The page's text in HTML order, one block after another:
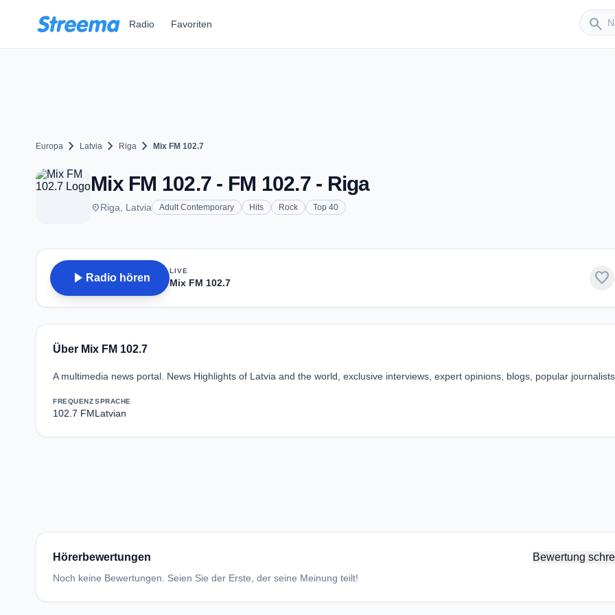
Radio Favoriten search
Sender
Europa chevron_right Latvia chevron_right Riga chevron_right Mix FM 102.7
Mix FM 102.7 - FM 102.7 - Riga
placeRiga, Latvia Adult Contemporary Hits Rock Top 40
play_arrow Radio hören
LIVE
Mix FM 102.7 favorite
Über Mix FM 102.7
A multimedia news portal. News Highlights of Latvia and the world, exclusive interviews, expert opinions, blogs, popular journalists.
FREQUENZ
102.7 FM
SPRACHE
Latvian
Hörerbewertungen Bewertung
Noch keine Bewertungen. Seien Sie der Erste, der seine Meinung teilt!